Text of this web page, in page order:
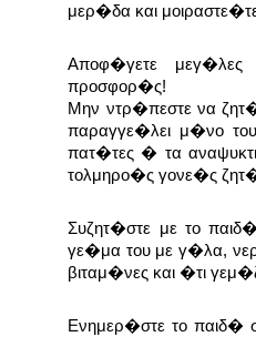
μερ�δα και
Αποφ�γετε
προσφορ�ς!
Μην ντρ�πεστε να
παραγγε�λει μ�νο
πατ�τες � τα
τολμηρο�ς γονε�ς
Συζητ�στε με το
γε�μα του με γ�λα,
βιταμ�νες και �τι
Ενημερ�στε το παιδ�